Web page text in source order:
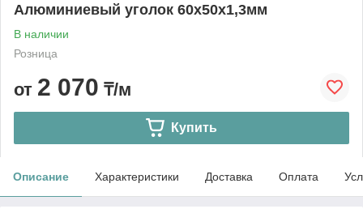
Алюминиевый уголок 60х50х1,3мм
В наличии
Розница
от 2 070 ₸/м
Купить
Описание Характеристики Доставка Оплата